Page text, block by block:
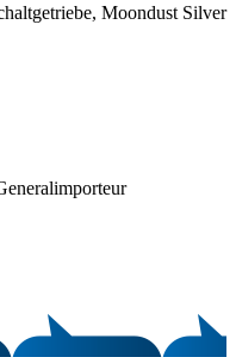
Moondust Silver